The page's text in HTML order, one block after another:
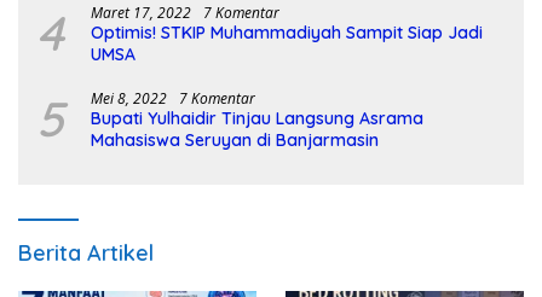
4 Maret 17, 2022 7 Komentar
Optimis! STKIP Muhammadiyah Sampit Siap Jadi
UMSA
5 Mei 8, 2022 7 Komentar
Bupati Yulhaidir Tinjau Langsung Asrama
Mahasiswa Seruyan di Banjarmasin
Berita Artikel